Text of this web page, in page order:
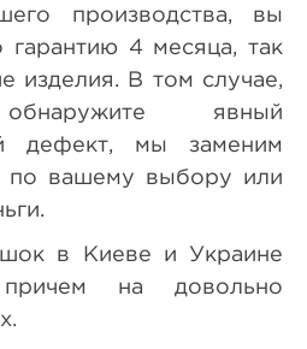
производства, вы
гарантию 4 месяца, так
изделия. В том случае,
явный
дефект, мы заменим
по вашему выбору или
в Киеве и Украине
на довольно